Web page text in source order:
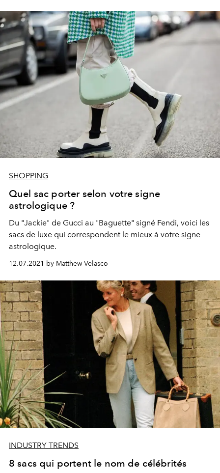
SHOPPING
Quel sac porter selon votre signe
astrologique ?
Du "Jackie" de Gucci au "Baguette" signé Fendi, voici les
sacs de luxe qui correspondent le mieux à votre signe
astrologique.
12.07.2021 by Matthew Velasco
INDUSTRY TRENDS
8 sacs qui portent le nom de célébrités